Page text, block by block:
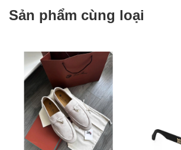
Sản phẩm cùng loại